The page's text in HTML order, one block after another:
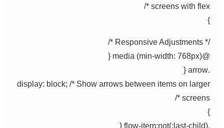
screens with flex */
}
/* Responsive Adjustments */
@media (min-width: 768px) {
.arrow {
display: block; /* Show arrows between items on larger
screens */
}
.flow-item:not(:last-child) {